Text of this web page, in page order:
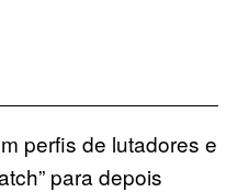
perfis de lutadores e
para depois